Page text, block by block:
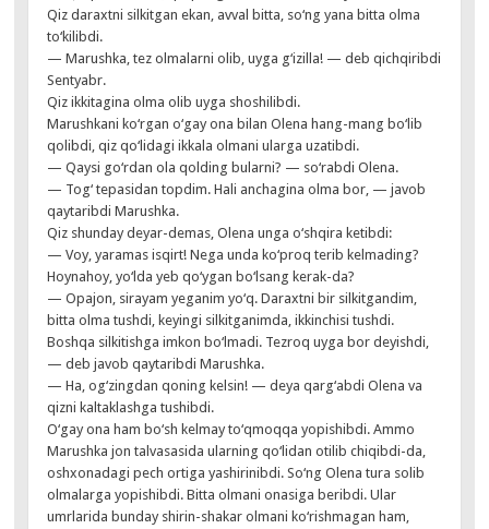
Qiz daraxtni silkitgan ekan, avval bitta, so‘ng yana bitta olma
to‘kilibdi.
— Marushka, tez olmalarni olib, uyga g‘izilla! — deb qichqiribdi
Sentyabr.
Qiz ikkitagina olma olib uyga shoshilibdi.
Marushkani ko‘rgan o‘gay ona bilan Olena hang-mang bo‘lib
qolibdi, qiz qo‘lidagi ikkala olmani ularga uzatibdi.
— Qaysi go‘rdan ola qolding bularni? — so‘rabdi Olena.
— Tog‘ tepasidan topdim. Hali anchagina olma bor, — javob
qaytaribdi Marushka.
Qiz shunday deyar-demas, Olena unga o‘shqira ketibdi:
— Voy, yaramas isqirt! Nega unda ko‘proq terib kelmading?
Hoynahoy, yo‘lda yeb qo‘ygan bo‘lsang kerak-da?
— Opajon, sirayam yeganim yo‘q. Daraxtni bir silkitgandim,
bitta olma tushdi, keyingi silkitganimda, ikkinchisi tushdi.
Boshqa silkitishga imkon bo‘lmadi. Tezroq uyga bor deyishdi,
— deb javob qaytaribdi Marushka.
— Ha, og‘zingdan qoning kelsin! — deya qarg‘abdi Olena va
qizni kaltaklashga tushibdi.
O‘gay ona ham bo‘sh kelmay to‘qmoqqa yopishibdi. Ammo
Marushka jon talvasasida ularning qo‘lidan otilib chiqibdi-da,
oshxonadagi pech ortiga yashirinibdi. So‘ng Olena tura solib
olmalarga yopishibdi. Bitta olmani onasiga beribdi. Ular
umrlarida bunday shirin-shakar olmani ko‘rishmagan ham,